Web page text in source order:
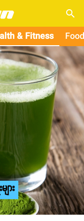
search
& Fitness
ား